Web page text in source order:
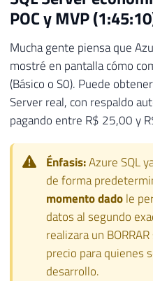
POC y MVP
Mucha gente piensa que
mostré en pantalla cómo
(Básico o S0). Puede
Server real, con respaldo
pagando entre R$ 25,00 y
Énfasis:Azure SQL
de forma
momento dadole
datos al segundo
realizara un
precio para quienes
desarrollo.